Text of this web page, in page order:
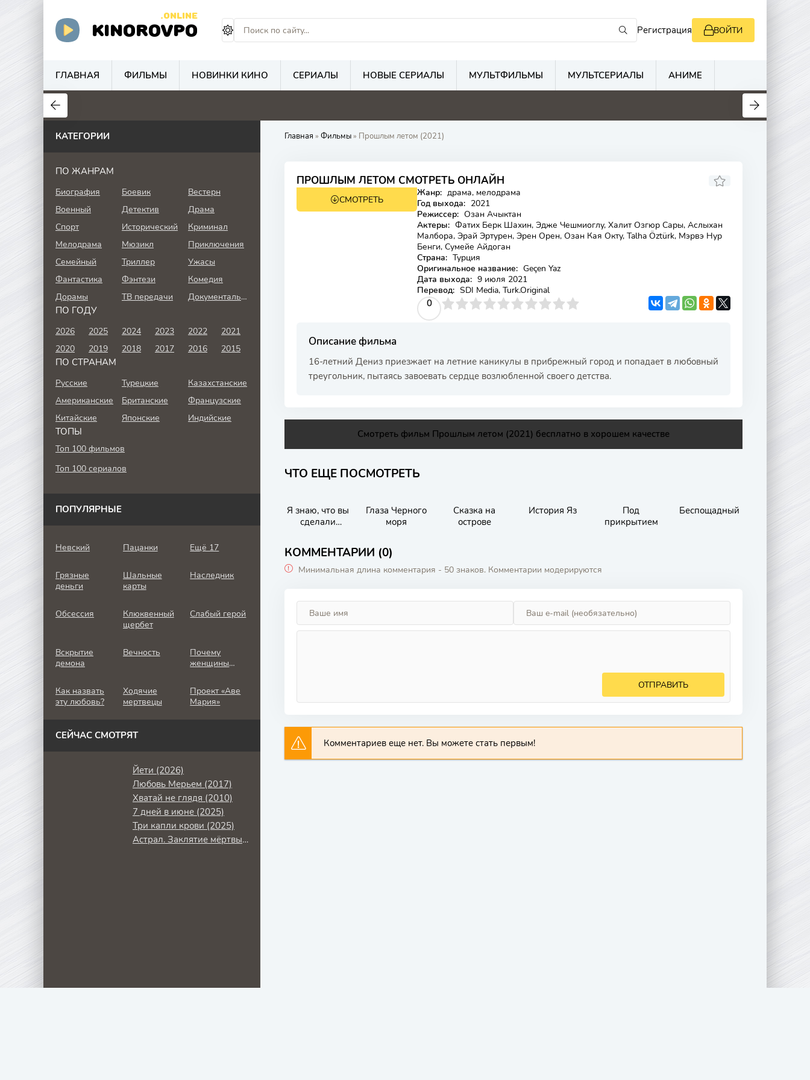
KINOROVPO
.ONLINE
Регистрация ВОЙТИ
ГЛАВНАЯ ФИЛЬМЫ НОВИНКИ КИНО СЕРИАЛЫ НОВЫЕ СЕРИАЛЫ МУЛЬТФИЛЬМЫ МУЛЬТСЕРИАЛЫ АНИМЕ
Главная » Фильмы» Прошлым летом (2021)
ПРОШЛЫМ ЛЕТОМ СМОТРЕТЬ ОНЛАЙН
6.2 6.2
СМОТРЕТЬ
Жанр: драма, мелодрама
Год выхода: 2021
Режиссер: Озан Ачыктан
Актеры: Фатих Берк Шахин, Эдже Чешмиоглу, Халит Озгюр Сары, Аслыхан
Малбора, Эрай Эртурен, Эрен Орен, Озан Кая Окту, Talha Öztürk, Мэрвэ Нур
Бенги, Сумейе Айдоган
Страна: Турция
Оригинальное название: Geçen Yaz
Дата выхода: 9 июля 2021
Перевод: SDI Media, Turk.Original
0
4 5 6 7 8 9 10
Описание фильма
16-летний Дениз приезжает на летние каникулы в прибрежный город и попадает в любовный
треугольник, пытаясь завоевать сердце возлюбленной своего детства.
Смотреть фильм Прошлым летом (2021) бесплатно в хорошем качестве
ЧТО ЕЩЕ ПОСМОТРЕТЬ
Я знаю, что вы
сделали
летом
Глаза Черного
моря
Сказка на
острове
История Яз
Под
прикрытием
Беспощадный
КОММЕНТАРИИ (0)
Минимальная длина комментария - 50 знаков. Комментарии модерируются
ОТПРАВИТЬ
Комментариев еще нет. Вы можете стать первым!
КАТЕГОРИИ
ПО ЖАНРАМ
Биография Боевик
Вестерн
Военный
Детектив
Драма
Спорт
Исторический
Криминал
Мелодрама
Мюзикл
Приключения
Семейный
Триллер
Ужасы
Фантастика
Фэнтези
Комедия
Дорамы
ТВ передачи Документальный
ПО ГОДУ
2026 2025 2024 2023 2022
2021
2020
2019 2018 2017 2016 2015
ПО СТРАНАМ
Русские Турецкие
Казахстанские
Американские
Британские
Французские
Китайские
Японские Индийские
ТОПЫ
Топ 100 фильмов
Топ 100 сериалов
ПОПУЛЯРНЫЕ
Невский Пацанки Ещё 17
Грязные
деньги
Шальные
карты
Наследник
Обсессия
Клюквенный
щербет
Слабый герой
Вскрытие
демона
Вечность
Почему
женщины
Как назвать
эту любовь?
Ходячие
мертвецы
Проект «Аве
Мария»
СЕЙЧАС СМОТРЯТ
Йети (2026)
Любовь Мерьем (2017)
Хватай не глядя (2010)
7 дней в июне (2025)
Три капли крови (2025)
Астрал. Заклятие мёртвых (2024)